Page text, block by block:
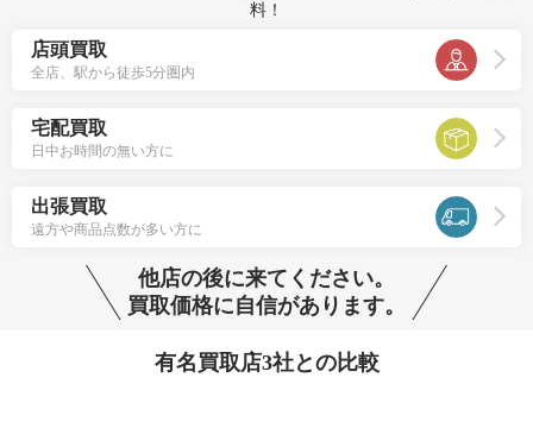
料！
店頭買取
全店、駅から徒歩5分圏内
宅配買取
日中お時間の無い方に
出張買取
遠方や商品点数が多い方に
他店の後に来てください。
買取価格に自信があります。
有名買取店3社との比較